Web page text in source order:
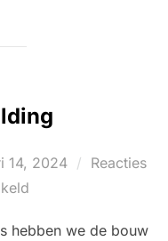
14, 2024
Reacties
hebben we de bouw